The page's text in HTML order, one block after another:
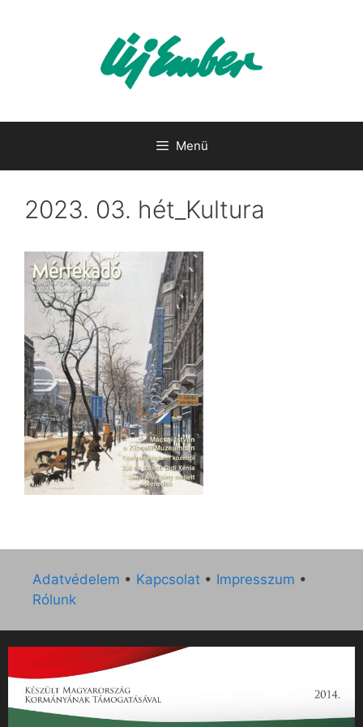
Menü
2023. 03. hét_Kultura
Adatvédelem • Kapcsolat • Impresszum •
Rólunk